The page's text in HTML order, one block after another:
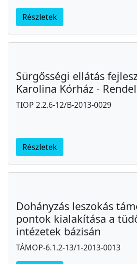
Részletek
Sürgősségi ellátás
Karolina Kórház -
TIOP 2.2.6-12/B-2013-0029
Részletek
Dohányzás leszokás
pontok kialakítása a
intézetek bázisán
TÁMOP-6.1.2-13/1-2013-0013